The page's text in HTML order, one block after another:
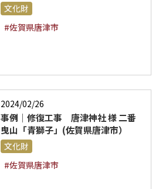
文化財
#佐賀県唐津市
2024/02/26
事例｜修復工事 唐津神社 様 二番
曳山「青獅子」(佐賀県唐津市）
文化財
#佐賀県唐津市